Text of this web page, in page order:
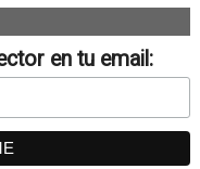
en tu email: